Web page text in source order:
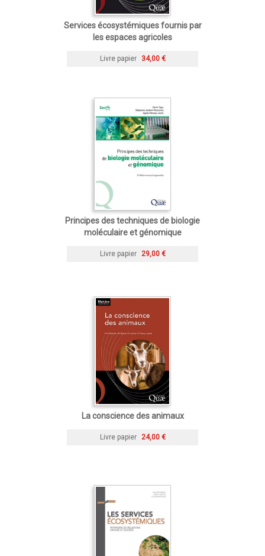
Services écosystémiques fournis par
les espaces agricoles
Livre papier 34,00 €
Principes des techniques de biologie
moléculaire et génomique
Livre papier 29,00 €
La conscience des animaux
Livre papier 24,00 €